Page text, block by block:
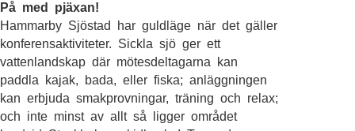
På med pjäxan!
Hammarby Sjöstad har guldläge när det gäller
konferensaktiviteter. Sickla sjö ger ett
vattenlandskap där mötesdeltagarna kan
paddla kajak, bada, eller fiska; anläggningen
kan erbjuda smakprovningar, träning och relax;
och inte minst av allt så ligger området